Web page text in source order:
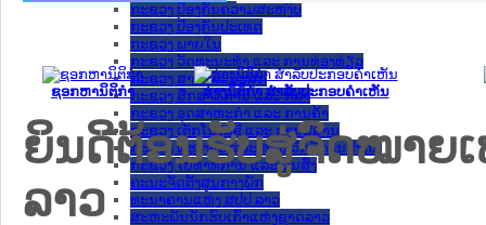
ກະຊວງ ປ້ອງກັນຄວາມສະຫງົບ
ກະຊວງ ປ້ອງກັນປະເທດ
ກະຊວງ ພາຍໃນ
ກະຊວງ ວັດທະນະທຳ ແລະ ການທ່ອງທ່ຽວ
ກະຊວງ ສາທາລະນະສຸກ
ກະຊວງ ສຶກສາທິການ ແລະ ກິລາ
ກະຊວງ ອຸດສາຫະກຳ ແລະ ການຄ້າ
ກະຊວງ ເຕັກໂນໂລຊີ ແລະ ການສື່ສານ
ກະຊວງ ແຮງງານ ແລະ ສະຫວັດດີການສັງຄົມ
ກະຊວງ ໂຍທາທິການ ແລະ ຂົນສົ່ງ
ຄະນະຈັດຕັ້ງສູນກາງພັກ
ທະນາຄານແຫ່ງ ສປປ ລາວ
ສະຫະພັນນັກຮົບເກົ່າແຫ່ງຊາດລາວ
ຊອກຫານິຕິກໍາ ຮ່າງນິຕິກໍາ ສໍາລັບປະກອບຄໍາເຫັນ
ຍິນດີຕ້ອນຮັບສູ່ຈົດໝາຍເ
ລາວ